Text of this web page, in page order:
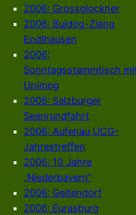
2006: Grossglockner
2006: Buldog-Ziang
Endlhausen
2006:
Sonntagsstammtisch
Unimog
2006: Salzburger
Seenrundfahrt
2006: Aufenau UCG-
Jahrestreffen
2006: 10 Jahre
„Niederbayern“
2006: Geltendorf
2006: Eurasburg